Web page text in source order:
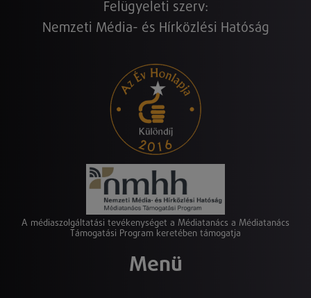
Felügyeleti szerv:
Nemzeti Média- és Hírközlési Hatóság
A médiaszolgáltatási tevékenységet a Médiatanács a Médiatanács
Támogatási Program keretében támogatja
Menü